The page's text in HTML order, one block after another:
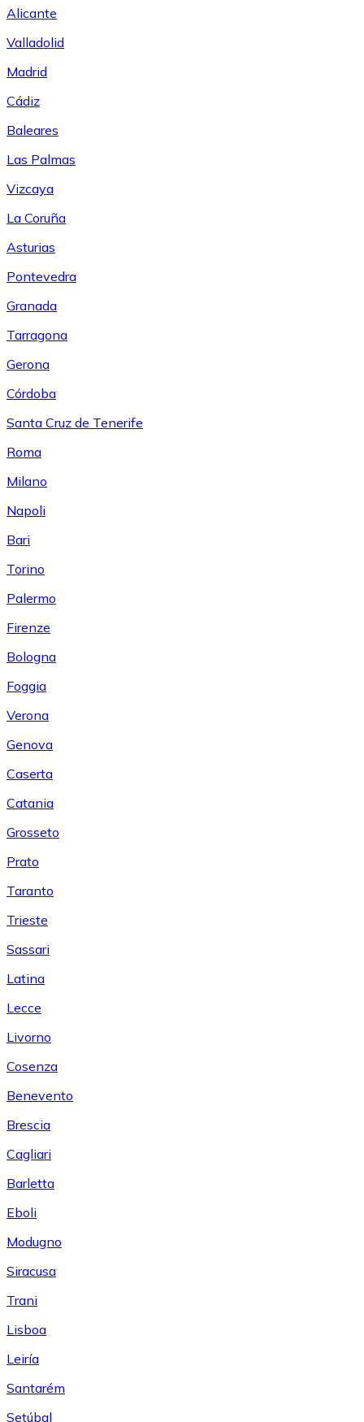
Alicante
Valladolid
Madrid
Cádiz
Baleares
Las Palmas
Vizcaya
La Coruña
Asturias
Pontevedra
Granada
Tarragona
Gerona
Córdoba
Santa Cruz de Tenerife
Roma
Milano
Napoli
Bari
Torino
Palermo
Firenze
Bologna
Foggia
Verona
Genova
Caserta
Catania
Grosseto
Prato
Taranto
Trieste
Sassari
Latina
Lecce
Livorno
Cosenza
Benevento
Brescia
Cagliari
Barletta
Eboli
Modugno
Siracusa
Trani
Lisboa
Leiría
Santarém
Setúbal